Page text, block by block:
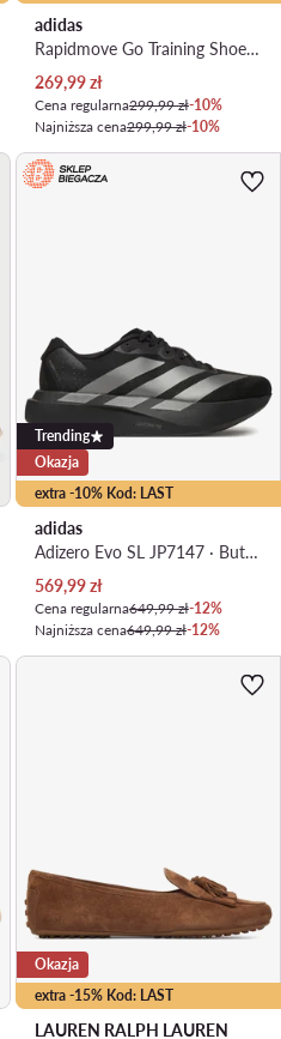
adidas
Rapidmove Go Training Shoes KJ9186 · Buty na siłownię
Aktualna cena
269,99zł
Cena regularna299,99 zł-10%
Najniższa cena299,99 zł-10%
extra -10% Kod: LAST
Trending
Okazja
adidas
Adizero Evo SL JP7147 · Buty do biegania
Aktualna cena
569,99zł
Cena regularna649,99 zł-12%
Najniższa cena649,99 zł-12%
extra -15% Kod: LAST
Okazja
LAUREN RALPH LAUREN